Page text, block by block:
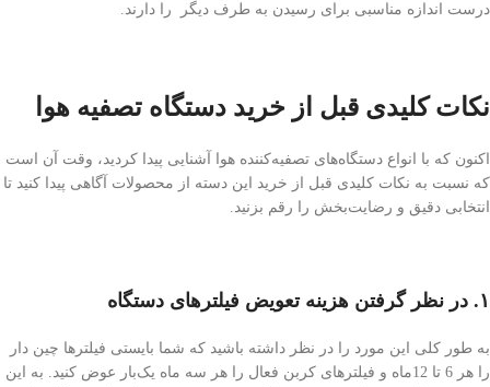
درست اندازه مناسبی برای رسیدن به طرف دیگر را دارند.
نکات کلیدی قبل از خرید دستگاه‌ تصفیه هوا
اکنون که با انواع دستگاه‌های تصفیه‌کننده‌ هوا آشنایی پیدا کردید، وقت آن است
که نسبت به نکات کلیدی قبل از خرید این دسته از محصولات آگاهی پیدا کنید تا
انتخابی دقیق و رضایت‌بخش را رقم بزنید.
۱. در نظر گرفتن هزینه‌ تعویض فیلترهای دستگاه
به طور کلی این مورد را در نظر داشته باشید که شما بایستی فیلترها چین دار
را هر 6 تا 12ماه و فیلترهای کربن فعال را هر سه ماه یک‌بار عوض کنید. به این